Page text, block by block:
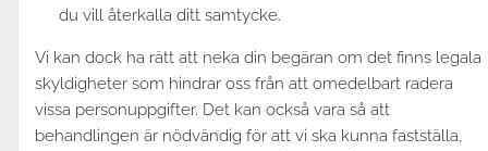
du vill återkalla ditt samtycke.
Vi kan dock ha rätt att neka din begäran om det finns legala
skyldigheter som hindrar oss från att omedelbart radera
vissa personuppgifter. Det kan också vara så att
behandlingen är nödvändig för att vi ska kunna fastställa,